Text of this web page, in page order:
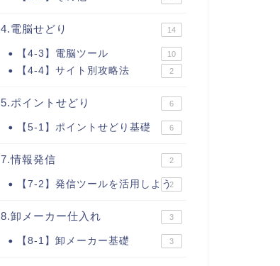
4.電脳せどり 14
【4-3】電脳ツール 10
【4-4】サイト別攻略法 2
5.ポイントせどり 6
【5-1】ポイントせどり基礎 6
7.情報発信 2
【7-2】発信ツールを活用しよう2
8.卸メーカー仕入れ 3
【8-1】卸メーカー基礎 3